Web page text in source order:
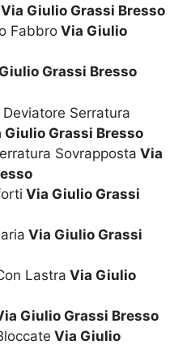
Via Giulio Grassi Bresso
Fabbro Via Giulio
Grassi Bresso
Serratura
Giulio Grassi Bresso
Sovrapposta Via
Via Giulio Grassi
Via Giulio Grassi
Lastra Via Giulio
Giulio Grassi Bresso
Via Giulio